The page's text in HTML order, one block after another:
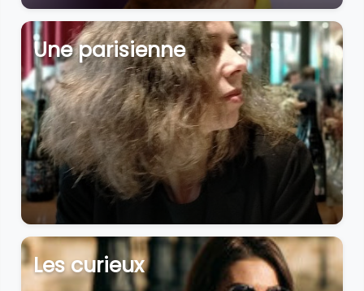
Une parisienne
Les curieux